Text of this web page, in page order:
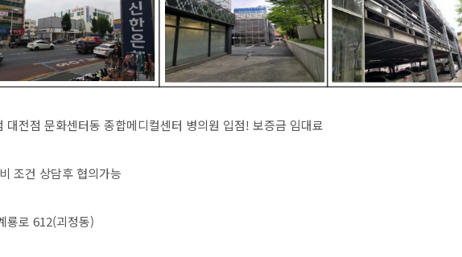
대전점 문화센터동 종합메디컬센터 병의원 입점! 보증금 임대료
조건 상담후 협의가능
룡로 612(괴정동)